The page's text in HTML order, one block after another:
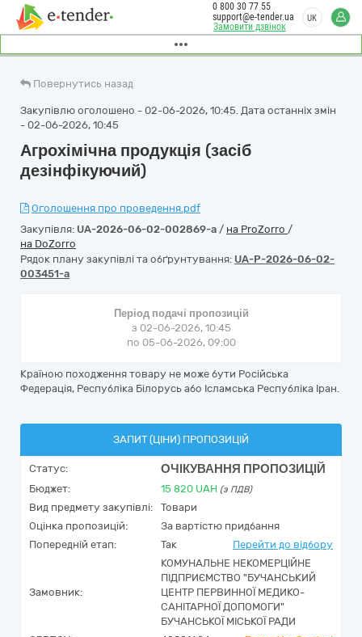
Замовити дзвінок
0 800 30 77 55
support@e-tender.ua
UK
Повернутись назад
Закупівлю оголошено - 02-06-2026, 10:45. Дата останніх змін
- 02-06-2026, 10:45
Агрохімічна продукція (засіб
дезінфікуючий)
Оголошення про проведення.pdf
Закупівля: UA-2026-06-02-002869-a / на ProZorro /
на DoZorro
Рядок плану закупівлі та обґрунтування: UA-P-2026-06-02-
003451-a
Період подачі пропозицій
з 02-06-2026, 10:45
по 05-06-2026, 09:00
Країною походження товару не може бути Російська
Федерація, Республіка Білорусь або Ісламська Республіка Іран.
ЗАПИТ (ЦІНИ) ПРОПОЗИЦІЙ
Статус: ОЧІКУВАННЯ ПРОПОЗИЦІЙ
Бюджет: 15 820 UAH (з ПДВ)
Вид предмету закупівлі:
Товари
Оцінка пропозицій:
За вартістю придбання
Попередній етап:
Так Перейти до відбору
Замовник:
КОМУНАЛЬНЕ НЕКОМЕРЦІЙНЕ
ПІДПРИЄМСТВО "БУЧАНСЬКИЙ
ЦЕНТР ПЕРВИННОЇ МЕДИКО-
САНІТАРНОЇ ДОПОМОГИ"
БУЧАНСЬКОЇ МІСЬКОЇ РАДИ